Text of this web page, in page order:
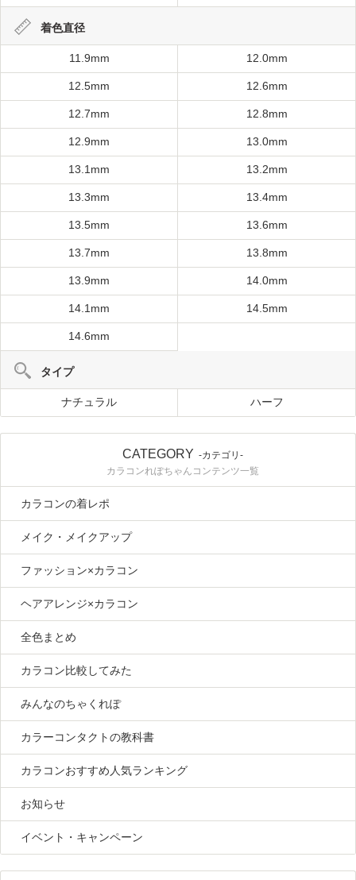
着色直径
11.9mm 12.0mm
12.5mm 12.6mm
12.7mm 12.8mm
12.9mm 13.0mm
13.1mm 13.2mm
13.3mm 13.4mm
13.5mm 13.6mm
13.7mm 13.8mm
13.9mm 14.0mm
14.1mm 14.5mm
14.6mm
タイプ
ナチュラル ハーフ
CATEGORY -カテゴリ-
カラコンれぽちゃんコンテンツ一覧
カラコンの着レポ
メイク・メイクアップ
ファッション×カラコン
ヘアアレンジ×カラコン
全色まとめ
カラコン比較してみた
みんなのちゃくれぽ
カラーコンタクトの教科書
カラコンおすすめ人気ランキング
お知らせ
イベント・キャンペーン